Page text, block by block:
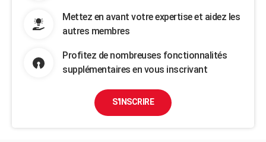
Mettez en avant votre expertise et aidez les
autres membres
Profitez de nombreuses fonctionnalités
supplémentaires en vous inscrivant
S'INSCRIRE